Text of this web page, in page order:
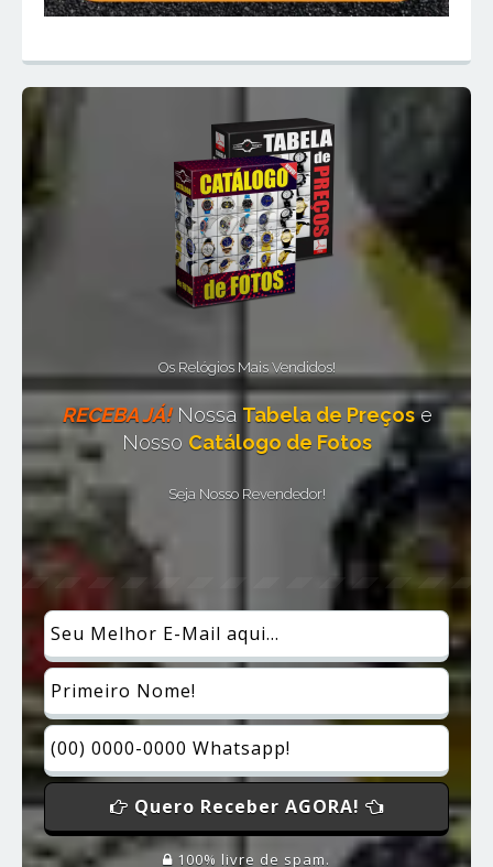
Os Relógios Mais Vendidos!
RECEBA JÁ!Nossa Tabela de Preçose
Nosso Catálogo de Fotos
Seja Nosso Revendedor!
Quero Receber AGORA!
100% livre de spam.